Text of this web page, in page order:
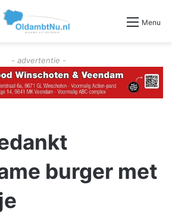
Menu
- advertentie -
burger met